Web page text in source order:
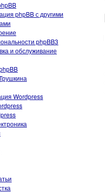
phpBB с другими
phpBB3
и обслуживание
Wordpress